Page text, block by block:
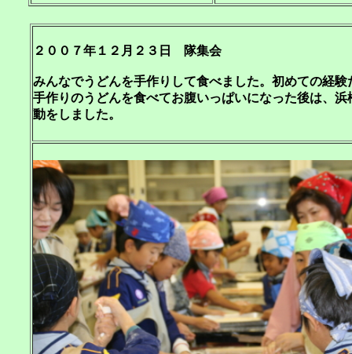
２００７年１２月２３日 隊集会
みんなでうどんを手作りして食べました。初めての経
手作りのうどんを食べてお腹いっぱいになった後は、
動をしました。